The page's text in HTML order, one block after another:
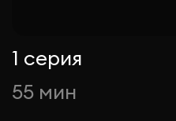
1 серия
55 мин